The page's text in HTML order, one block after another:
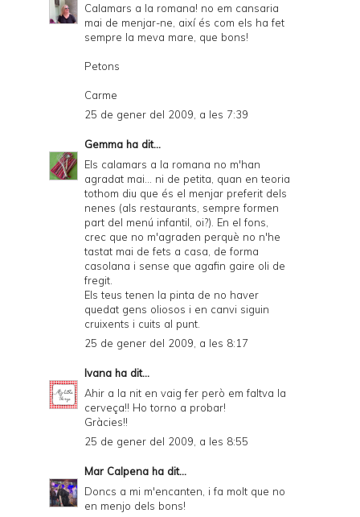
i
l
y
a
n
d
P
D
F
Calamars a la romana! no em cansaria
mai de menjar-ne, així és com els ha fet
sempre la meva mare, que bons!
Petons
Carme
25 de gener del 2009, a les 7:39
Gemma ha dit...
Els calamars a la romana no m'han
agradat mai... ni de petita, quan en teoria
tothom diu que és el menjar preferit dels
nenes (als restaurants, sempre formen
part del menú infantil, oi?). En el fons,
crec que no m'agraden perquè no n'he
tastat mai de fets a casa, de forma
casolana i sense que agafin gaire oli de
fregit.
Els teus tenen la pinta de no haver
quedat gens oliosos i en canvi siguin
cruixents i cuits al punt.
25 de gener del 2009, a les 8:17
Ivana ha dit...
Ahir a la nit en vaig fer però em faltva la
cerveça!! Ho torno a probar!
Gràcies!!
25 de gener del 2009, a les 8:55
Mar Calpena ha dit...
Doncs a mi m'encanten, i fa molt que no
en menjo dels bons!